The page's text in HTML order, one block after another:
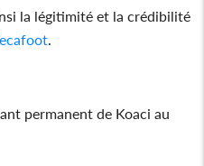
la légitimité et la crédibilité
permanent de Koaci au